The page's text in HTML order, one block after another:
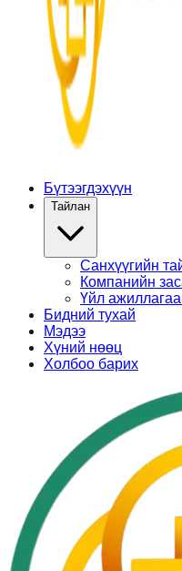
Бүтээгдэхүүн
Тайлан
Санхүүгийн
Компанийн
Үйл
Бидний тухай
Мэдээ
Хүний нөөц
Холбоо барих